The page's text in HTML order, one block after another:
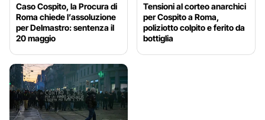
Caso Cospito, la Procura di
Roma chiede l’assoluzione
per Delmastro: sentenza il
20 maggio
Tensioni al corteo anarchici
per Cospito a Roma,
poliziotto colpito e ferito da
bottiglia